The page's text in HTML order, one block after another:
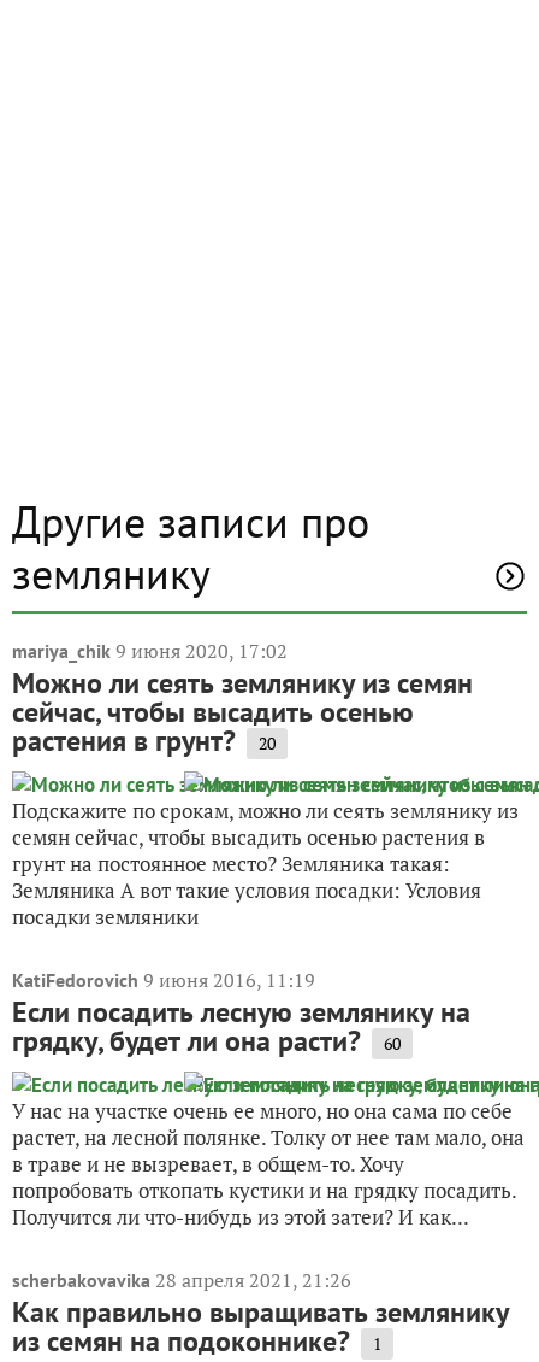
Другие записи про
землянику
mariya_chik 9 июня 2020, 17:02
Можно ли сеять землянику из семян
сейчас, чтобы высадить осенью
растения в грунт? 20
Подскажите по срокам, можно ли сеять землянику из
семян сейчас, чтобы высадить осенью растения в
грунт на постоянное место? Земляника такая:
Земляника А вот такие условия посадки: Условия
посадки земляники
KatiFedorovich 9 июня 2016, 11:19
Если посадить лесную землянику на
грядку, будет ли она расти? 60
У нас на участке очень ее много, но она сама по себе
растет, на лесной полянке. Толку от нее там мало, она
в траве и не вызревает, в общем-то. Хочу
попробовать откопать кустики и на грядку посадить.
Получится ли что-нибудь из этой затеи? И как...
scherbakovavika 28 апреля 2021, 21:26
Как правильно выращивать землянику
из семян на подоконнике? 1